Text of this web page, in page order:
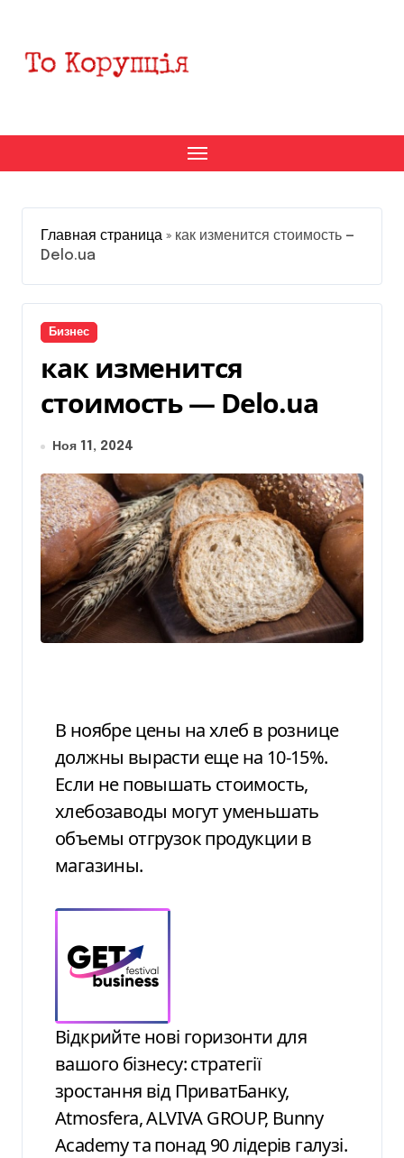
содержанию
Главная страница » как изменится стоимость —
Delo.ua
Бизнес
как изменится
стоимость — Delo.ua
Ноя 11, 2024
В ноябре цены на хлеб в рознице
должны вырасти еще на 10-15%.
Если не повышать стоимость,
хлебозаводы могут уменьшать
объемы отгрузок продукции в
магазины.
Відкрийте нові горизонти для
вашого бізнесу: стратегії
зростання від ПриватБанку,
Atmosfera, ALVIVA GROUP, Bunny
Academy та понад 90 лідерів галузі.